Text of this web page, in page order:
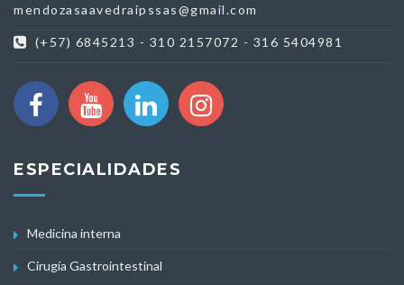
mendozasaavedraipssas@gmail.com
(+57) 6845213 - 310 2157072 - 316 5404981
ESPECIALIDADES
Medicina interna
Cirugía Gastrointestinal